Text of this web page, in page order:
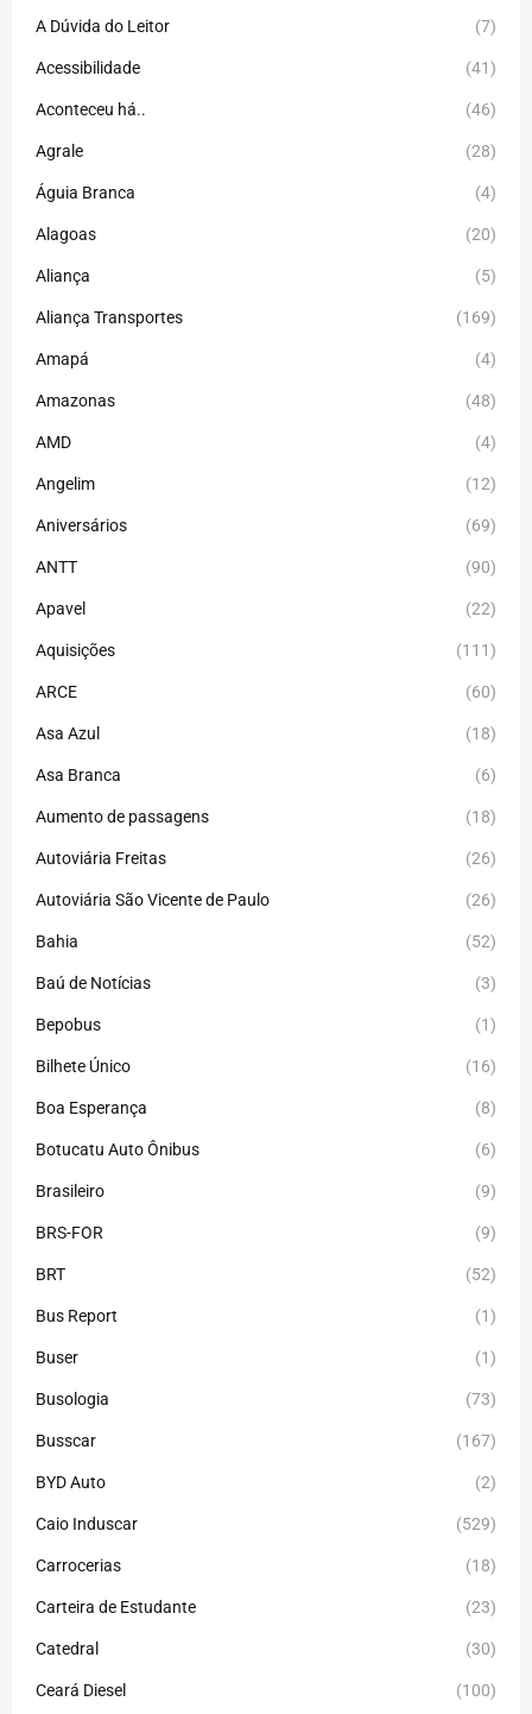
A Dúvida do Leitor (7)
Acessibilidade (41)
Aconteceu há.. (46)
Agrale (28)
Águia Branca (4)
Alagoas (20)
Aliança (5)
Aliança Transportes (169)
Amapá (4)
Amazonas (48)
AMD (4)
Angelim (12)
Aniversários (69)
ANTT (90)
Apavel (22)
Aquisições (111)
ARCE (60)
Asa Azul (18)
Asa Branca (6)
Aumento de passagens (18)
Autoviária Freitas (26)
Autoviária São Vicente de Paulo (26)
Bahia (52)
Baú de Notícias (3)
Bepobus (1)
Bilhete Único (16)
Boa Esperança (8)
Botucatu Auto Ônibus (6)
Brasileiro (9)
BRS-FOR (9)
BRT (52)
Bus Report (1)
Buser (1)
Busologia (73)
Busscar (167)
BYD Auto (2)
Caio Induscar (529)
Carrocerias (18)
Carteira de Estudante (23)
Catedral (30)
Ceará Diesel (100)